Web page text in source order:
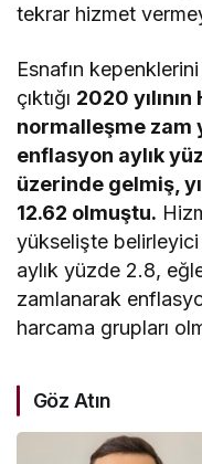
tekrar hizmet
Esnafın
çıktığı 2020
normalleşme zam
enflasyon aylık
üzerinde gelmiş,
12.62 olmuştu.
yükselişte
aylık yüzde 2.8,
zamlanarak
harcama grupları
Göz Atın